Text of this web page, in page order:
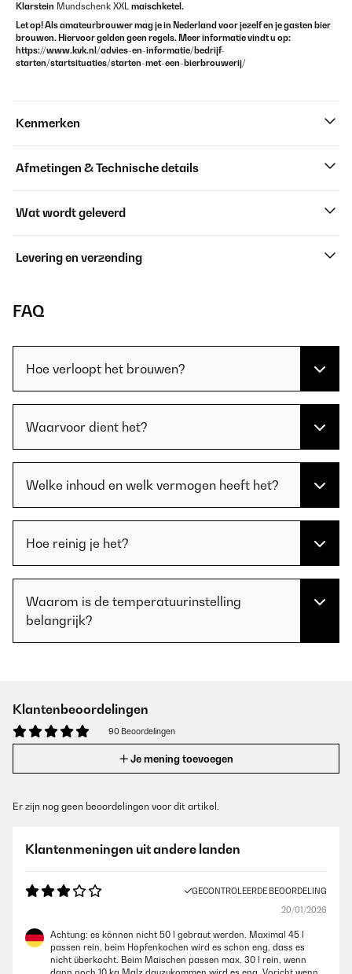
Klarstein Mundschenk XXL maischketel.
Let op! Als amateurbrouwer mag je in Nederland voor jezelf en je gasten bier
brouwen. Hiervoor gelden geen regels. Meer informatie vindt u op:
https://www.kvk.nl/advies-en-informatie/bedrijf-
starten/startsituaties/starten-met-een-bierbrouwerij/
Kenmerken
Afmetingen & Technische details
Wat wordt geleverd
Levering en verzending
FAQ
Hoe verloopt het brouwen?
Waarvoor dient het?
Welke inhoud en welk vermogen heeft het?
Hoe reinig je het?
Waarom is de temperatuurinstelling
belangrijk?
Klantenbeoordelingen
90 Beoordelingen
Je mening toevoegen
Er zijn nog geen beoordelingen voor dit artikel.
Klantenmeningen uit andere landen
GECONTROLEERDE BEOORDELING
20/01/2026
Achtung: es können nicht 50 l gebraut werden. Maximal 45 l
passen rein, beim Hopfenkochen wird es schon eng, dass es
nicht überkocht. Beim Maischen passen max. 30 l rein, wenn